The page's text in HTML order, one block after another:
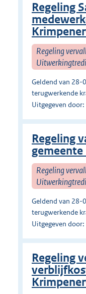
Regeling
Regeling
Geldend van
terugwerkende
Uitgegeven
Regeling
Regeling
Geldend van
terugwerkende
Uitgegeven
Regeling